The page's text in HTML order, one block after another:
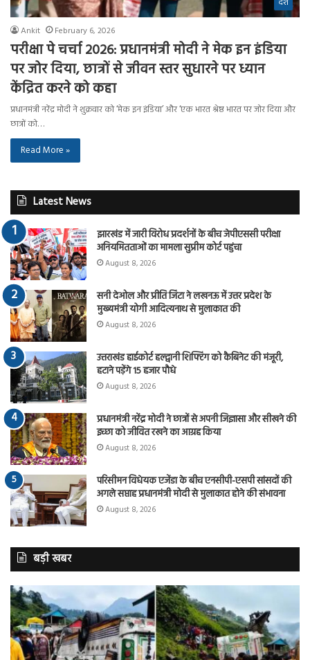
Ankit February 6, 2026
परीक्षा पे चर्चा 2026: प्रधानमंत्री मोदी ने मेक इन इंडिया
पर जोर दिया, छात्रों से जीवन स्तर सुधारने पर ध्यान
केंद्रित करने को कहा
प्रधानमंत्री नरेंद्र मोदी ने शुक्रवार को ‘मेक इन इंडिया’ और ‘एक भारत श्रेष्ठ भारत पर जोर दिया और
छात्रों को…
Read More »
Latest News
झारखंड में जारी विरोध प्रदर्शनों के बीच जेपीएससी परीक्षा
अनियमितताओं का मामला सुप्रीम कोर्ट पहुंचा
August 8, 2026
सनी देओल और प्रीति जिंटा ने लखनऊ में उत्तर प्रदेश के
मुख्यमंत्री योगी आदित्यनाथ से मुलाकात की
August 8, 2026
उत्तराखंड हाईकोर्ट हल्द्वानी शिफ्टिंग को कैबिनेट की मंजूरी,
हटाने पड़ेंगे 15 हजार पौधे
August 8, 2026
प्रधानमंत्री नरेंद्र मोदी ने छात्रों से अपनी जिज्ञासा और सीखने की
इच्छा को जीवित रखने का आग्रह किया
August 8, 2026
परिसीमन विधेयक एजेंडा के बीच एनसीपी-एसपी सांसदों की
अगले सप्ताह प्रधानमंत्री मोदी से मुलाकात होने की संभावना
August 8, 2026
बड़ी खबर